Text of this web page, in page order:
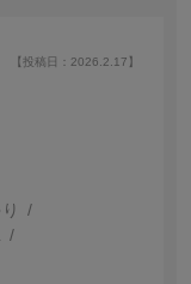
【投稿日：2026.2.17】